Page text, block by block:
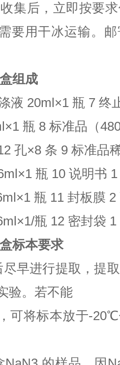
集后，立即按要
要用干冰运输。
组成
液 20ml×1 瓶 7 终
×1 瓶 8 标准品（
孔×8 条 9 标准品
×1 瓶 10 说明书
×1 瓶 11 封板膜 2
×1/瓶 12 密封袋 1
标本要求
尽早进行提取，提
验。若不能
可将标本放于-20℃